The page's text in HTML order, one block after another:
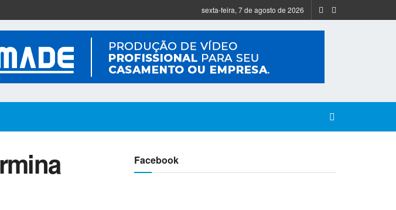
sexta-feira, 7 de agosto de 2026
Facebook